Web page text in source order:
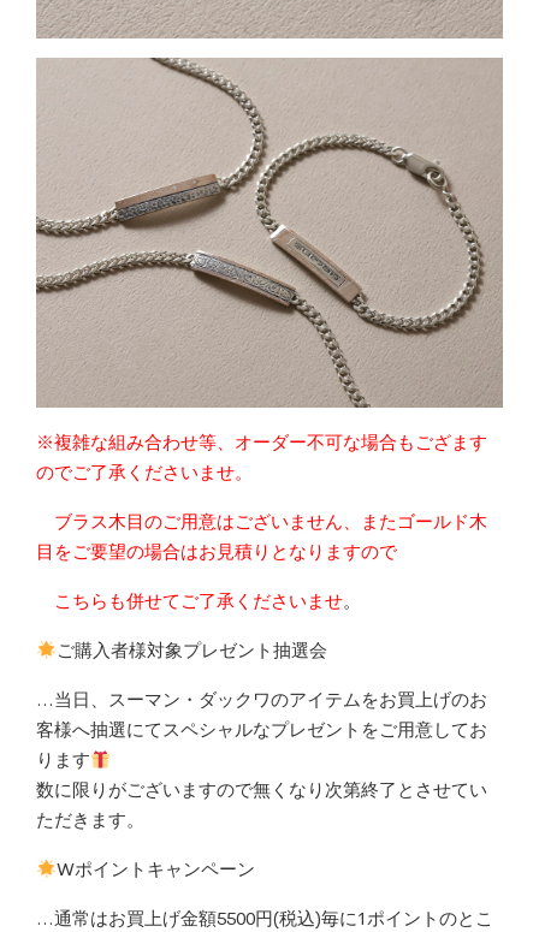
※複雑な組み合わせ等、オーダー不可な場合もござます
のでご了承くださいませ。
ブラス木目のご用意はございません、またゴールド木
目をご要望の場合はお見積りとなりますので
こちらも併せてご了承くださいませ。
ご購入者様対象プレゼント抽選会
…当日、スーマン・ダックワのアイテムをお買上げのお
客様へ抽選にてスペシャルなプレゼントをご用意してお
ります
数に限りがございますので無くなり次第終了とさせてい
ただきます。
Wポイントキャンペーン
…通常はお買上げ金額5500円(税込)毎に1ポイントのとこ